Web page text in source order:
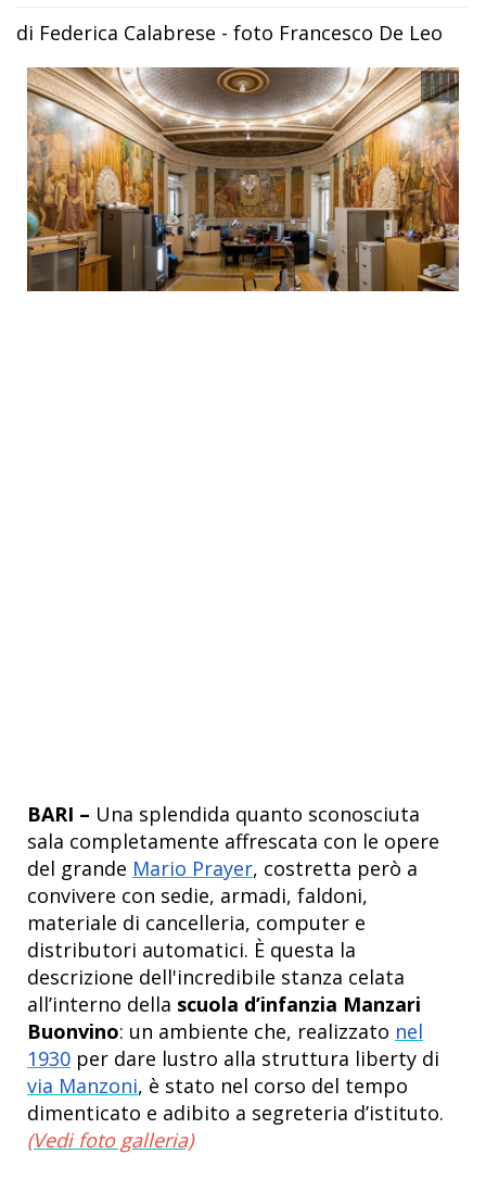
di Federica Calabrese - foto Francesco De Leo
BARI – Una splendida quanto sconosciuta
sala completamente affrescata con le opere
del grande Mario Prayer, costretta però a
convivere con sedie, armadi, faldoni,
materiale di cancelleria, computer e
distributori automatici. È questa la
descrizione dell'incredibile stanza celata
all’interno della scuola d’infanzia Manzari
Buonvino: un ambiente che, realizzato nel
1930 per dare lustro alla struttura liberty di
via Manzoni, è stato nel corso del tempo
dimenticato e adibito a segreteria d’istituto.
(Vedi foto galleria)